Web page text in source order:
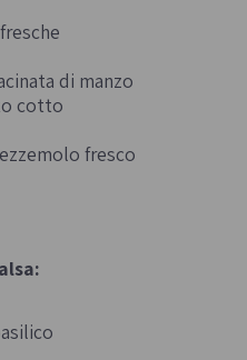
di manzo
cotto
fresco